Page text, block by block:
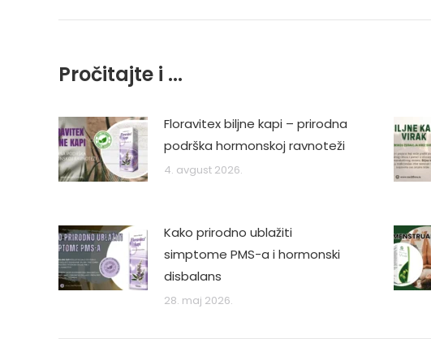
Pročitajte i ...
Floravitex biljne kapi – prirodna
podrška hormonskoj ravnoteži
4. avgust 2026.
Kako prirodno ublažiti
simptome PMS-a i hormonski
disbalans
28. maj 2026.